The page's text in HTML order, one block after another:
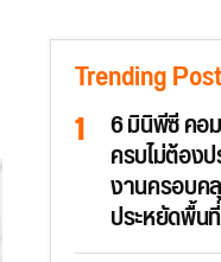
Trending Post
6 มินิพีซี คอ
ครบไม่ต้อง
งานครอบค
ประหยัดพื้นที่